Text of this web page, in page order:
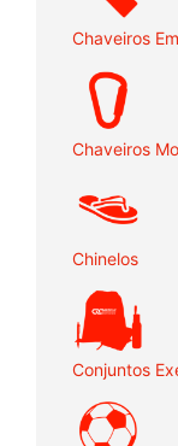
Chaveiros
Chaveiros
Chinelos
Conjuntos